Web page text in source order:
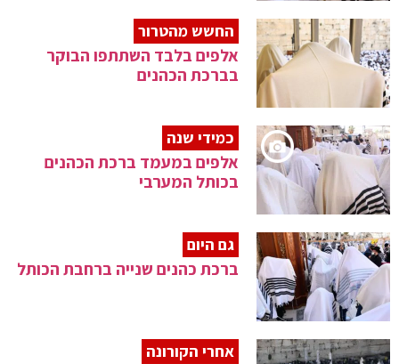
החשש מהטרור
אלפים בלבד השתתפו הבוקר
בברכת הכהנים
כמידי שנה
אלפים במעמד ברכת הכהנים
בכותל המערבי
גם היום
ברכת כהנים שנייה ברחבת הכותל
אחרי הקורונה